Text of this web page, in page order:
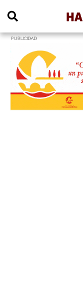
PUBLICIDAD